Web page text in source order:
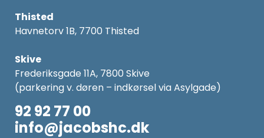
Thisted
Havnetorv 1B, 7700 Thisted
Skive
Frederiksgade 11A, 7800 Skive
(parkering v. døren – indkørsel via Asylgade)
92 92 77 00
info@jacobshc.dk